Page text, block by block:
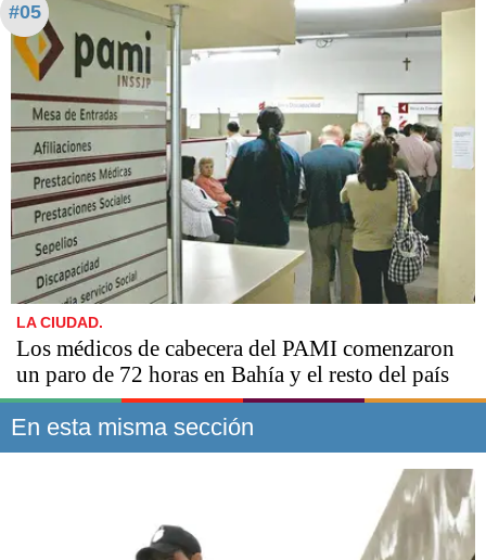
#05
LA CIUDAD.
Los médicos de cabecera del PAMI comenzaron
un paro de 72 horas en Bahía y el resto del país
En esta misma sección